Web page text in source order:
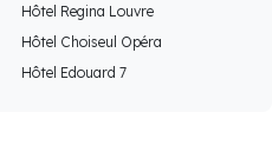
Hôtel Regina Louvre
Hôtel Choiseul Opéra
Hôtel Edouard 7